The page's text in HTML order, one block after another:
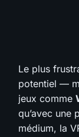
Le plus
potentiel —
jeux comme
qu’avec une
médium, la